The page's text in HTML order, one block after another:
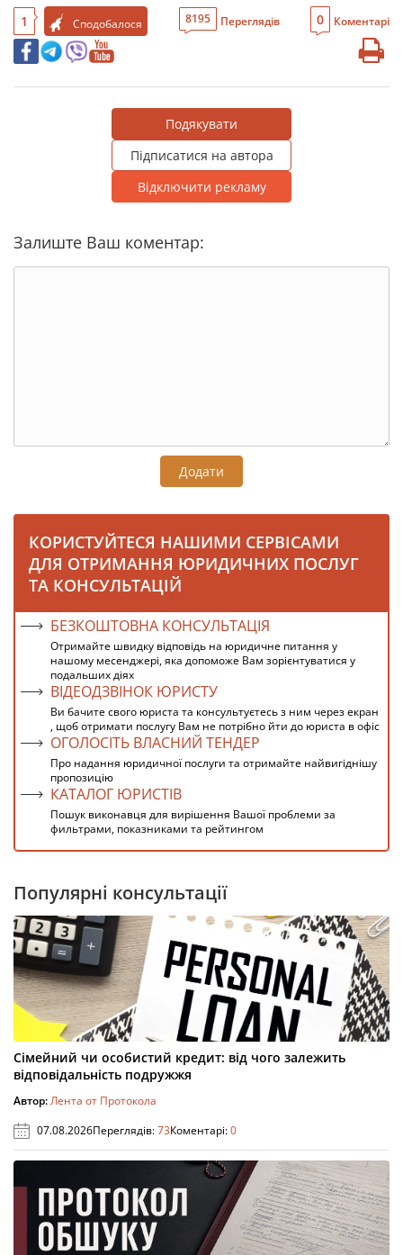
1 Сподобалося 8195 Переглядів 0 Коментарі
Подякувати
Підписатися на автора
Відключити рекламу
Залиште Ваш коментар:
Додати
КОРИСТУЙТЕСЯ НАШИМИ СЕРВІСАМИ
ДЛЯ ОТРИМАННЯ ЮРИДИЧНИХ ПОСЛУГ
ТА КОНСУЛЬТАЦІЙ
БЕЗКОШТОВНА КОНСУЛЬТАЦІЯ
Отримайте швидку відповідь на юридичне питання у
нашому месенджері, яка допоможе Вам зорієнтуватися у
подальших діях
ВІДЕОДЗВІНОК ЮРИСТУ
Ви бачите свого юриста та консультуєтесь з ним через екран
, щоб отримати послугу Вам не потрібно йти до юриста в офіс
ОГОЛОСІТЬ ВЛАСНИЙ ТЕНДЕР
Про надання юридичної послуги та отримайте найвигіднішу
пропозицію
КАТАЛОГ ЮРИСТІВ
Пошук виконавця для вирішення Вашої проблеми за
фильтрами, показниками та рейтингом
Популярні консультації
Сімейний чи особистий кредит: від чого залежить
відповідальність подружжя
Автор:Лента от Протокола
07.08.2026Переглядів:73Коментарі:0